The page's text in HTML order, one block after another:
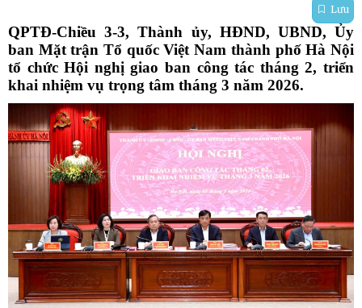
Lưu
QPTĐ-Chiều 3-3, Thành ủy, HĐND, UBND, Ủy
ban Mặt trận Tổ quốc Việt Nam thành phố Hà Nội
tổ chức Hội nghị giao ban công tác tháng 2, triển
khai nhiệm vụ trọng tâm tháng 3 năm 2026.